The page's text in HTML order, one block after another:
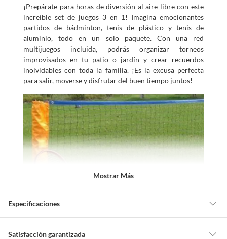
¡Prepárate para horas de diversión al aire libre con este
increíble set de juegos 3 en 1! Imagina emocionantes
partidos de bádminton, tenis de plástico y tenis de
aluminio, todo en un solo paquete. Con una red
multijuegos incluida, podrás organizar torneos
improvisados en tu patio o jardín y crear recuerdos
inolvidables con toda la familia. ¡Es la excusa perfecta
para salir, moverse y disfrutar del buen tiempo juntos!
Mostrar Más
Especificaciones
Tipo de raqueta
Satisfacción garantizada